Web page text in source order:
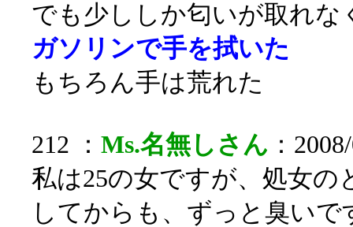
でも少ししか匂いが取れな
ガソリンで手を拭いた
もちろん手は荒れた
212 ： Ms.名無しさん ：
私は25の女ですが、処女
してからも、ずっと臭い